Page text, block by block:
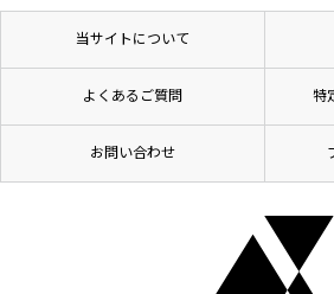
当サイトについて
よくあるご質問 特
お問い合わせ